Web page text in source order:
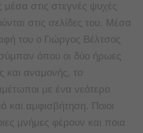
στις στεγνές ψυχές
στις σελίδες του. Μέσα
του ο Γιώργος Βέλτσος
όπου οι δύο ήρωες
και αναμονής, το
με ένα νεότερο
και αμφισβήτηση. Ποιοι
μνήμες φέρουν και ποια